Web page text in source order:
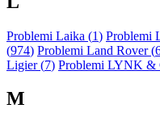
Problemi Laika (1) Problemi
(974) Problemi Land Rover (
Ligier (7) Problemi LYNK &
M